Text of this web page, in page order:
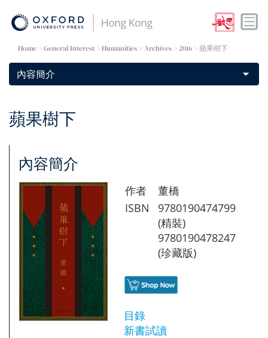
Home > General Interest >Humanities >Archives > 2016 > 蘋果樹下
蘋果樹下
內容簡介
作者
董橋
ISBN
9780190474799
(精裝)
9780190478247
(珍藏版)
目錄
新書試讀